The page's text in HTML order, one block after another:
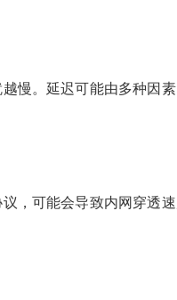
慢。延迟可能由多种因素
，可能会导致内网穿透